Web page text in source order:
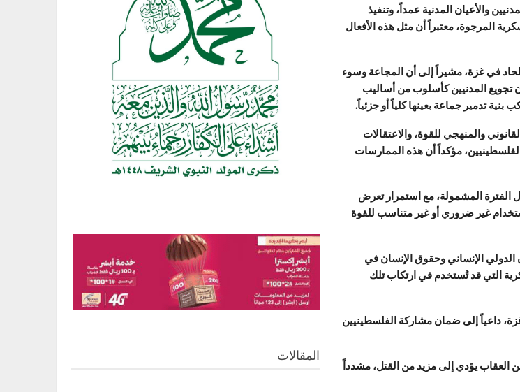
والأعيان المدنية عمداً، وتنفيذ
المرجوة، معتبراً أن مثل هذه الأفعال
بينهم 157 طفلاً، نتيجة الجوع الحاد في غزة، مشيراً إلى أن المجاعة وسوء
تجويع المدنيين كأسلوب من أساليب
تدمير جماعة بعينها كلياً أو جزئياً.
والمنهجي للقوة، والاعتقالات
مؤكداً أن هذه الممارسات
خلال الفترة المشمولة، مع استمرار تعرض
غير ضروري أو غير متناسب للقوة
الدولي الإنساني وحقوق الإنسان في
التي قد تُستخدم في ارتكاب تلك
داعياً إلى ضمان مشاركة الفلسطينيين
العقاب يؤدي إلى مزيد من القتل، مشدداً
المقالات